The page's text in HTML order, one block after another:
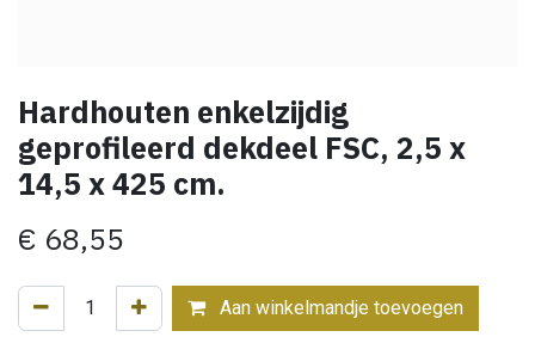
Hardhouten enkelzijdig
geprofileerd dekdeel FSC, 2,5 x
14,5 x 425 cm.
€ 68,55
Aan winkelmandje toevoegen